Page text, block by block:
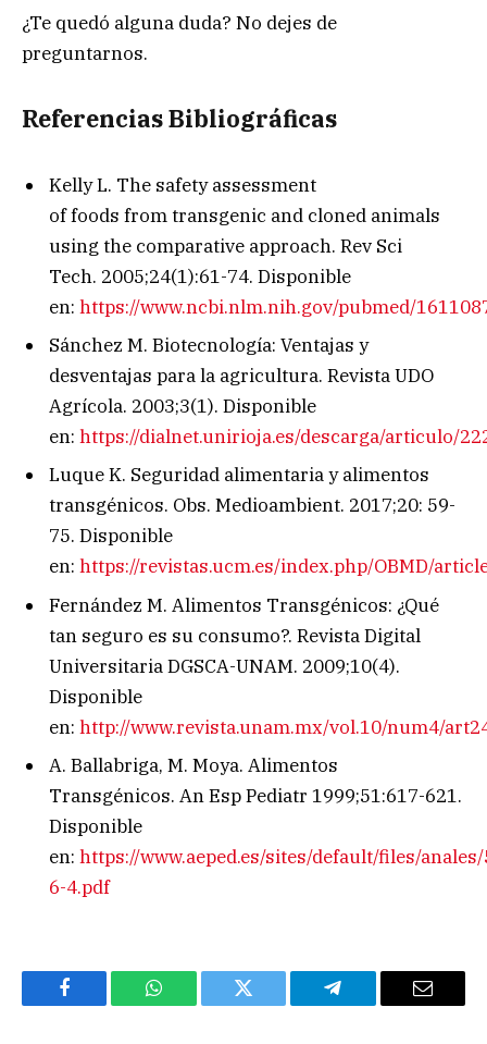
¿Te quedó alguna duda? No dejes de
preguntarnos.
Referencias Bibliográficas
Kelly L. The safety assessment
offoods fromtransgenic and cloned animals
using the comparative approach. Rev Sci
Tech. 2005;24(1):61-74. Disponible
en: https://www.ncbi.nlm.nih.gov/pubmed/
Sánchez M. Biotecnología: Ventajas y
desventajas para la agricultura. Revista UDO
Agrícola. 2003;3(1). Disponible
en: https://dialnet.unirioja.es/descarga/articulo/
Luque K. Seguridad alimentaria y alimentos
transgénicos. Obs. Medioambient. 2017;20: 59-
75. Disponible
en: https://revistas.ucm.es/index.php/OBMD/
Fernández M. Alimentos Transgénicos: ¿Qué
tan seguro es su consumo?. Revista Digital
Universitaria DGSCA-UNAM. 2009;10(4).
Disponible
en: http://www.revista.unam.mx/vol.10/num4/
A. Ballabriga, M. Moya. Alimentos
Transgénicos. An Esp Pediatr 1999;51:617-621.
Disponible
en: https://www.aeped.es/sites/default/files/
6-4.pdf
Facebook WhatsApp Twitter Telegram Email